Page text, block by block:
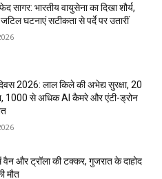
सागर: भारतीय वायुसेना का दिखा शौर्य,
घटनाएं सटीकता से पर्दे पर उतारीं
2026: लाल किले की अभेद्य सुरक्षा, 20
1000 से अधिक AI कैमरे और एंटी-ड्रोन
वैन और ट्रॉला की टक्कर, गुजरात के दाहोद
मौत